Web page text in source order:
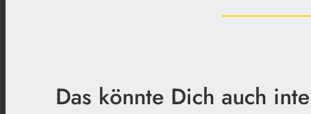
Das könnte Dich auch